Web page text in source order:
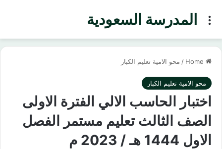
المدرسة السعوديةMenu
/ محو الامية تعليم الكبار
محو الامية تعليم الكبار
اختبار الحاسب الالي الفترة الاولى
الصف الثالث تعليم مستمر الفصل
الاول 1444 هـ / 2023 م